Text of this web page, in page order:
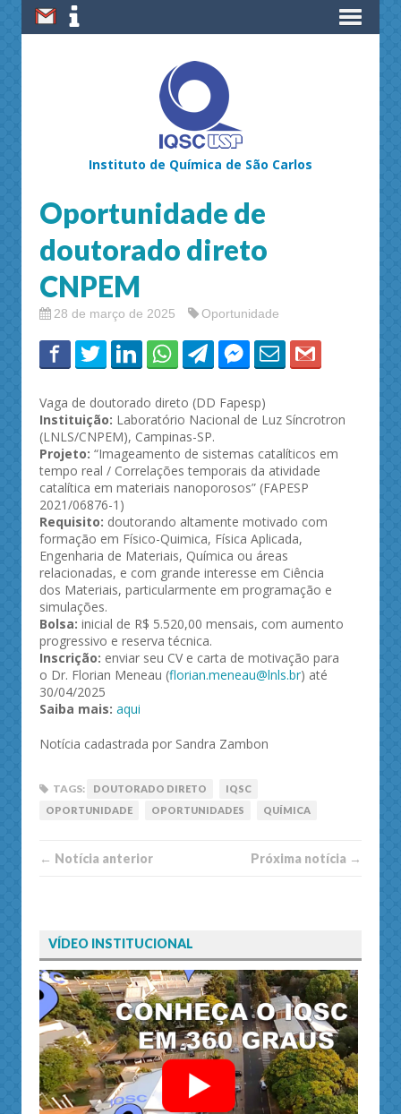
Instituto de Química de São Carlos
Oportunidade de
doutorado direto
CNPEM
28 de março de 2025 Oportunidade
Vaga de doutorado direto (DD Fapesp)
Instituição: Laboratório Nacional de Luz Síncrotron
(LNLS/CNPEM), Campinas-SP.
Projeto: “Imageamento de sistemas catalíticos em
tempo real / Correlações temporais da atividade
catalítica em materiais nanoporosos” (FAPESP
2021/06876-1)
Requisito: doutorando altamente motivado com
formação em Físico-Quimica, Física Aplicada,
Engenharia de Materiais, Química ou áreas
relacionadas, e com grande interesse em Ciência
dos Materiais, particularmente em programação e
simulações.
Bolsa: inicial de R$ 5.520,00 mensais, com aumento
progressivo e reserva técnica.
Inscrição: enviar seu CV e carta de motivação para
o Dr. Florian Meneau (florian.meneau@lnls.br) até
30/04/2025
Saiba mais: aqui
Notícia cadastrada por Sandra Zambon
TAGS: DOUTORADO DIRETO
IQSC
OPORTUNIDADE
OPORTUNIDADES QUÍMICA
← Notí­cia anterior Próxima notí­­cia →
VÍDEO INSTITUCIONAL